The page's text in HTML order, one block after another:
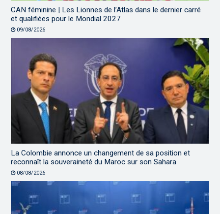
CAN féminine | Les Lionnes de l’Atlas dans le dernier carré
et qualifiées pour le Mondial 2027
09/08/2026
La Colombie annonce un changement de sa position et
reconnaît la souveraineté du Maroc sur son Sahara
08/08/2026